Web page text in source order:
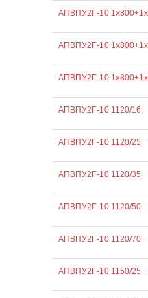
АПВПУ2Г-10
АПВПУ2Г-10
АПВПУ2Г-10
АПВПУ2Г-10 1120/16
АПВПУ2Г-10 1120/25
АПВПУ2Г-10 1120/35
АПВПУ2Г-10 1120/50
АПВПУ2Г-10 1120/70
АПВПУ2Г-10 1150/25